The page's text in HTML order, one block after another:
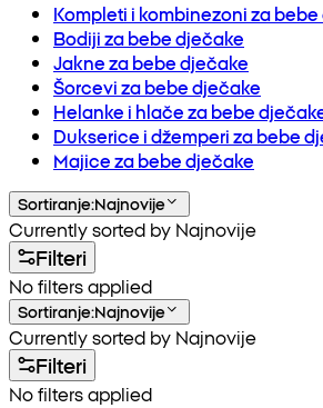
Kompleti i kombinezoni za
Bodiji za bebe dječake
Jakne za bebe dječake
Šorcevi za bebe dječake
Helanke i hlače za bebe
Dukserice i džemperi za bebe
Majice za bebe dječake
Sortiranje:Najnovije
Currently sorted by Najnovije
Filteri
No filters applied
Sortiranje:Najnovije
Currently sorted by Najnovije
Filteri
No filters applied